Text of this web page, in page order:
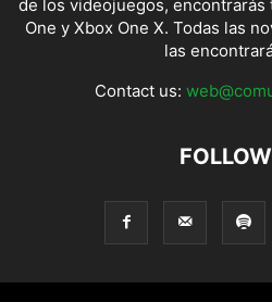
de los videojuegos, encontrarás
One y Xbox One X. Todas las
las
Contact us: